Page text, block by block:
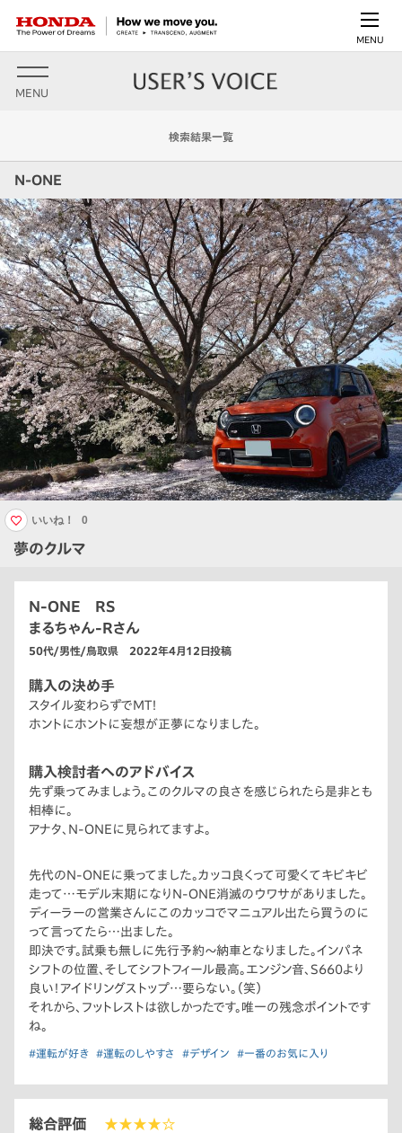
MENU
MENU
検索結果一覧
N-ONE
夢のクルマ
いいね！ 0
N-ONE RS
まるちゃん-Rさん
50代/男性/鳥取県 2022年4月12日投稿
購入の決め手
スタイル変わらずでMT！
ホントにホントに妄想が正夢になりました。
購入検討者へのアドバイス
先ず乗ってみましょう。このクルマの良さを感じられたら是非とも
相棒に。
アナタ、N-ONEに見られてますよ。
先代のN-ONEに乗ってました。カッコ良くって可愛くてキビキビ
走って…モデル末期になりN-ONE消滅のウワサがありました。
ディーラーの営業さんにこのカッコでマニュアル出たら買うのに
って言ってたら…出ました。
即決です。試乗も無しに先行予約〜納車となりました。インパネ
シフトの位置、そしてシフトフィール最高。エンジン音、S660より
良い！アイドリングストップ…要らない。（笑）
それから、フットレストは欲しかったです。唯一の残念ポイントです
ね。
#運転が好き #運転のしやすさ #デザイン #一番のお気に入り
総合評価 ★★★★☆